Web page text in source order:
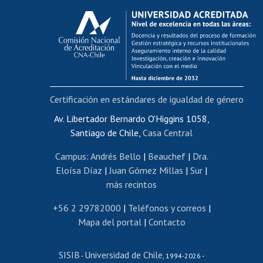
Calificación académica
Postulación al AUCAI
Funcionarias/os
Cursos internos de capacitación
Bienestar del personal
Portal de movilidad interna
Certificado de renta
Certificado de renta honorarios
Editar páginas blancas
Extranjeras/os
Revalidación y reconocimiento de títulos
Postulación al Programa de Movilidad Estudiantil
Cursos de español
Av. Libertador Bernardo O'Higgins 1058,
Santiago de Chile, Casa Central
Campus: Andrés Bello | Beauchef| Dra.
Eloísa Díaz |Juan Gómez Millas | Sur |
más recintos
+56 2 29782000 | Teléfonos y correos |
Mapa del portal| Contacto
SISIB - Universidad de Chile, 1994-2026 -
Certificación en estándares de igualdad de género